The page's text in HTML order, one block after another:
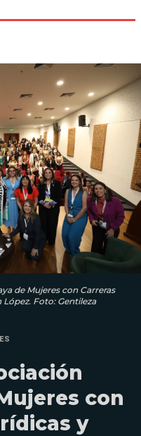
de Mujeres con Carreras
López. Foto: Gentileza
con
y